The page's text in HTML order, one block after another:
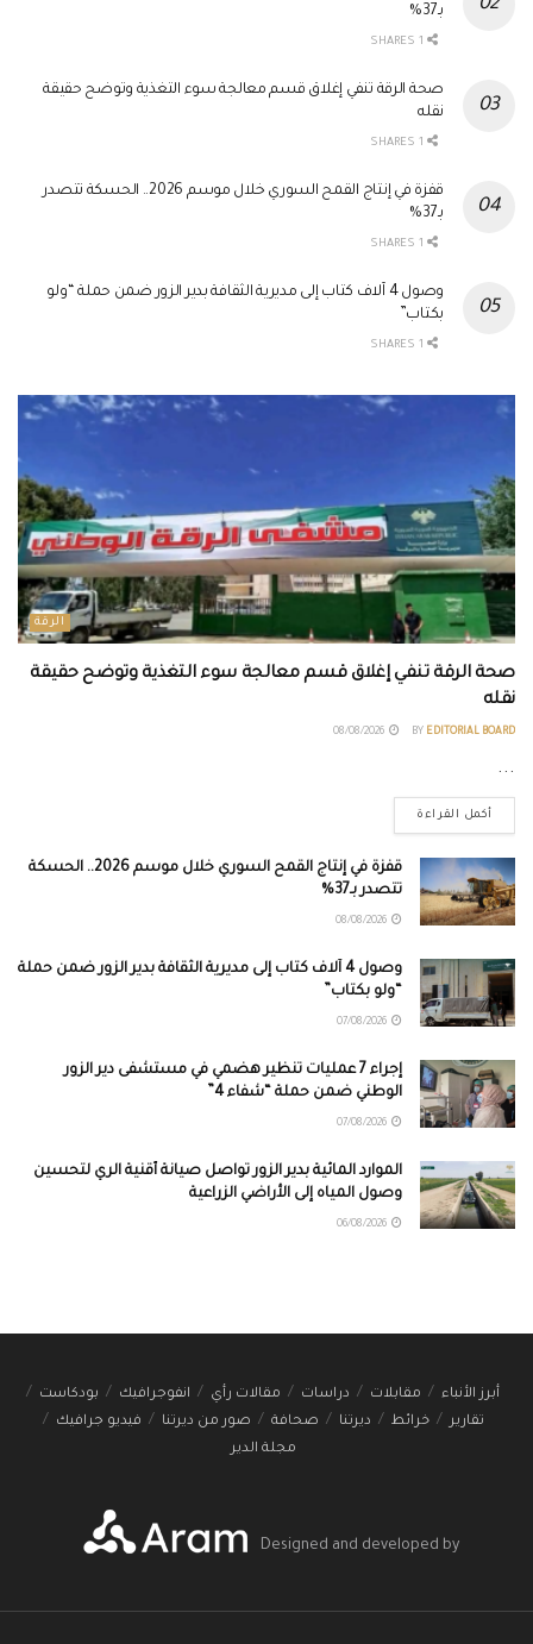
بـ37%
صحة الرقة تنفي إغلاق قسم معالجة سوء التغذية وتوضح حقيقة
نقله
قفزة في إنتاج القمح السوري خلال موسم 2026.. الحسكة تتصدر
بـ37%
وصول 4 آلاف كتاب إلى مديرية الثقافة بدير الزور ضمن حملة “ولو
بكتاب”
الرقة
صحة الرقة تنفي إغلاق قسم معالجة سوء التغذية وتوضح حقيقة
نقله
BY EDITORIAL BOARD
...
أكمل القراءة
قفزة في إنتاج القمح السوري خلال موسم 2026.. الحسكة
تتصدر بـ37%
وصول 4 آلاف كتاب إلى مديرية الثقافة بدير الزور ضمن حملة
“ولو بكتاب”
إجراء 7 عمليات تنظير هضمي في مستشفى دير الزور
الوطني ضمن حملة “شفاء 4”
الموارد المائية بدير الزور تواصل صيانة أقنية الري لتحسين
وصول المياه إلى الأراضي الزراعية
أبرز الأنباء مقابلات دراسات مقالات رأي انفوجرافيك
بودكاست
تقارير
خرائط ديرتنا صحافة صور من ديرتنا
فيديو جرافيك
مجلة الدير
Designed and developed by